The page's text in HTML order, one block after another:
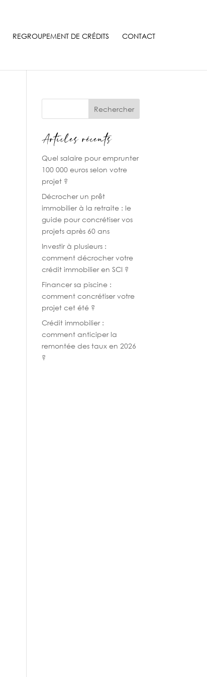
REGROUPEMENT DE CRÉDITS CONTACT
Rechercher
Articles récents
Quel salaire pour emprunter
100 000 euros selon votre
projet ?
Décrocher un prêt
immobilier à la retraite : le
guide pour concrétiser vos
projets après 60 ans
Investir à plusieurs :
comment décrocher votre
crédit immobilier en SCI ?
Financer sa piscine :
comment concrétiser votre
projet cet été ?
Crédit immobilier :
comment anticiper la
remontée des taux en 2026
?